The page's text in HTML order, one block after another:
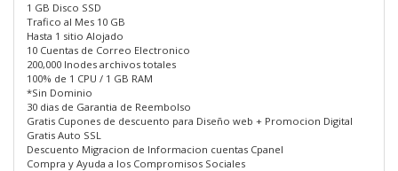
1 GB Disco SSD
Trafico al Mes 10 GB
Hasta 1 sitio Alojado
10 Cuentas de Correo Electronico
200,000 Inodes archivos totales
100% de 1 CPU / 1 GB RAM
*Sin Dominio
30 dias de Garantia de Reembolso
Gratis Cupones de descuento para Diseño web + Promocion Digital
Gratis Auto SSL
Descuento Migracion de Informacion cuentas Cpanel
Compra y Ayuda a los Compromisos Sociales